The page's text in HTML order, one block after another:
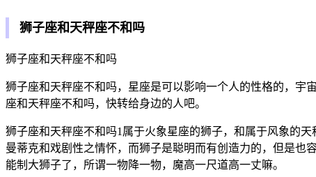
狮子座和天秤座不和吗
狮子座和天秤座不和吗
狮子座和天秤座不和吗，星座是可以影响一个人的性格的，宇
座和天秤座不和吗，快转给身边的人吧。
狮子座和天秤座不和吗1属于火象星座的狮子，和属于风象的
曼蒂克和戏剧性之情怀，而狮子是聪明而有创造力的，但是也
能制大狮子了，所谓一物降一物，魔高一尺道高一丈嘛。